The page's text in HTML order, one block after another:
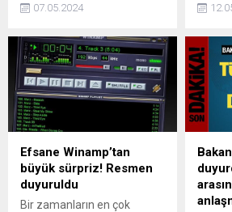
konusunda uzlaşıldığını
07.05.2024
start-
da
Efsane Winamp’tan
büyük sürpriz! Resmen
duyuruldu
Bir zamanların en çok